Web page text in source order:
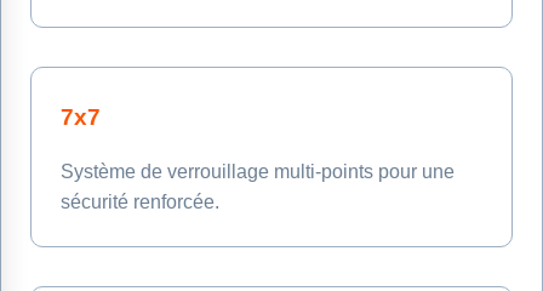
7x7
Système de verrouillage multi-points pour une
sécurité renforcée.